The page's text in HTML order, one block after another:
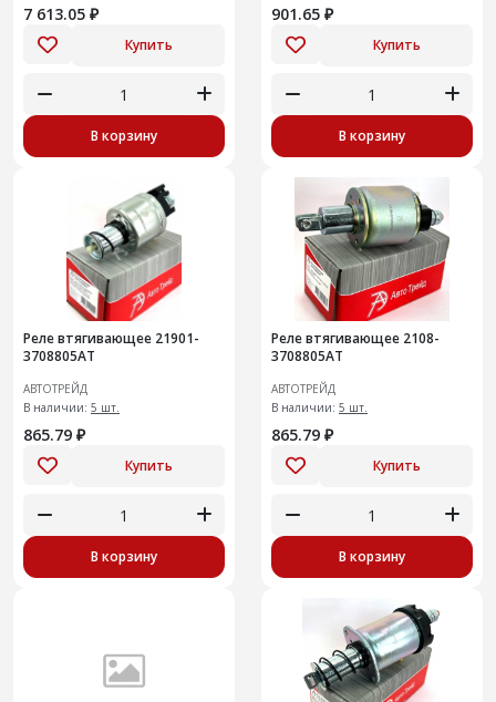
7 613.05 ₽
Купить
В корзину
901.65 ₽
Купить
В корзину
Реле втягивающее 21901-
3708805AT
АВТОТРЕЙД
В наличии: 5 шт.
865.79 ₽
Купить
В корзину
Реле втягивающее 2108-
3708805AT
АВТОТРЕЙД
В наличии: 5 шт.
865.79 ₽
Купить
В корзину